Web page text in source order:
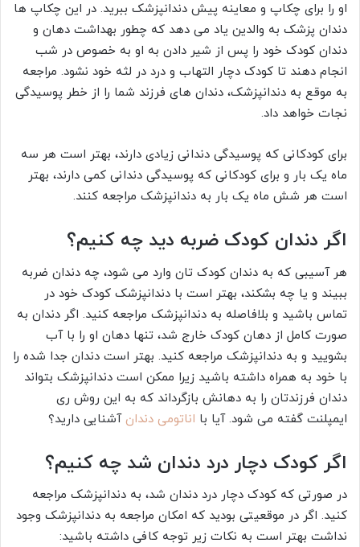
او را برای چکاپ و معاینه پیش دندانپزشک ببرید. در این چکاپ‌ ها
دندان‌ پزشک به والدین یاد می‌ دهد که چطور بهداشت دهان و
دندان کودک خود را پس از شیر دادن به او به خصوص در شب
انجام دهند تا کودک دچار التهاب و درد در لثه خود نشود. مراجعه
به موقع به دندانپزشک، دندان‌ های فرزند شما را از خطر پوسیدگی
نجات خواهد داد.
برای کودکانی که پوسیدگی دندانی زیادی دارند، بهتر است هر سه
ماه یک بار و برای کودکانی که پوسیدگی دندانی کمی دارند، بهتر
است هر شش ماه یک بار به دندانپزشک مراجعه کنند.
اگر دندان کودک ضربه دید چه کنیم؟
هر آسیبی که به دندان کودک تان وارد می‌ شود، چه دندان ضربه
ببیند و یا چه بشکند، بهتر است با دندانپزشک کودک خود در
تماس باشید و بلافاصله به دندانپزشک مراجعه کنید. اگر دندان به
صورت کامل از دهان کودک خارج شد، تنها دهان او را با آب
بشویید و به دندانپزشک مراجعه کنید. بهتر است دندان جدا شده را
با خود به همراه داشته باشید زیرا ممکن است دندانپزشک بتواند
دندان فرزندتان را به دهانش بازگرداند که به این روش ری
ایمپلنت گفته می شود. آیا با اناتومی دندانآشنایی دارید؟
اگر کودک دچار درد دندان شد چه کنیم؟
در صورتی که کودک دچار درد دندان شد، به دندانپزشک مراجعه
کنید. اگر در موقعیتی بودید که امکان مراجعه به دندانپزشک وجود
نداشت بهتر است به نکات زیر توجه کافی داشته باشید: